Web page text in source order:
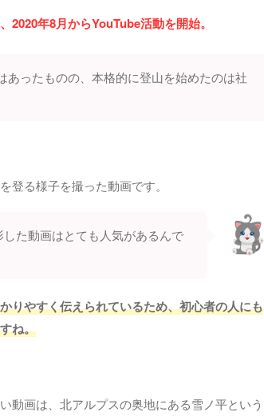
年8月からYouTube活動を開始。
あったものの、本格的に登山を始めたのは社
登る様子を撮った動画です。
た動画はとても人気があるんで
りやすく伝えられているため、初心者の人にも
ね。
動画は、北アルプスの奥地にある雪ノ平という